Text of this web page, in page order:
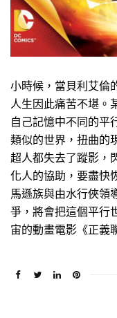
小時候，當貝利艾倫
人生因此痛苦不堪。
自己記憶中不同的平
類似的世界，扭曲的
超人都失去了蹤影，
化人的協助，要盡快
馬遜族與由水行俠領
爭，將會把這個平行
宙的動畫電影《正義